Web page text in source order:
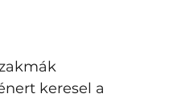
keresel a